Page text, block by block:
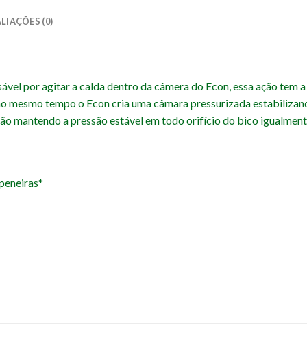
(0)
por agitar a calda dentro da câmera do Econ, essa ação
mesmo tempo o Econ cria uma câmara pressurizada
mantendo a pressão estável em todo orifício do bico